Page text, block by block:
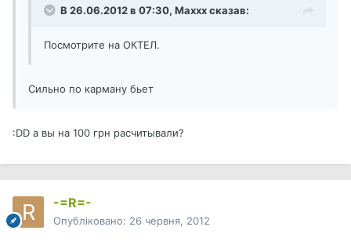
В 26.06.2012 в 07:30, Maxxx сказав:
Посмотрите на ОКТЕЛ.
Сильно по карману бьет
:DD а вы на 100 грн расчитывали?
-=R=-
Опубліковано: 26 червня, 2012